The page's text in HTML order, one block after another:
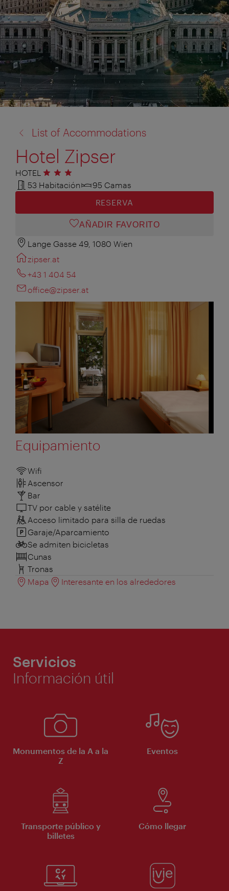
a:
List of Accommodations
Hotel Zipser
HOTEL 3 estrellas
53 Habitación
95 Camas
RESERVA
AÑADIR FAVORITO
Lange Gasse 49, 1080 Wien
zipser.at
+43 1 404 54
office@zipser.at
Equipamiento
Wifi
Ascensor
Bar
TV por cable y satélite
Acceso limitado para silla de ruedas
Garaje/Aparcamiento
Se admiten bicicletas
Cunas
Tronas
Mapa
Interesante en los alrededores
Servicios
Información útil
Monumentos de la A a la
Z
Eventos
Transporte público y
billetes
Cómo llegar